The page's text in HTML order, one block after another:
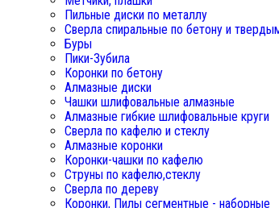
Пильные диски по металлу
Сверла спиральные по бетону и
Буры
Пики-Зубила
Коронки по бетону
Алмазные диски
Чашки шлифовальные алмазные
Алмазные гибкие шлифовальные круги
Сверла по кафелю и стеклу
Алмазные коронки
Коронки-чашки по кафелю
Струны по кафелю,стеклу
Сверла по дереву
Коронки, Пилы сегментные - наборные